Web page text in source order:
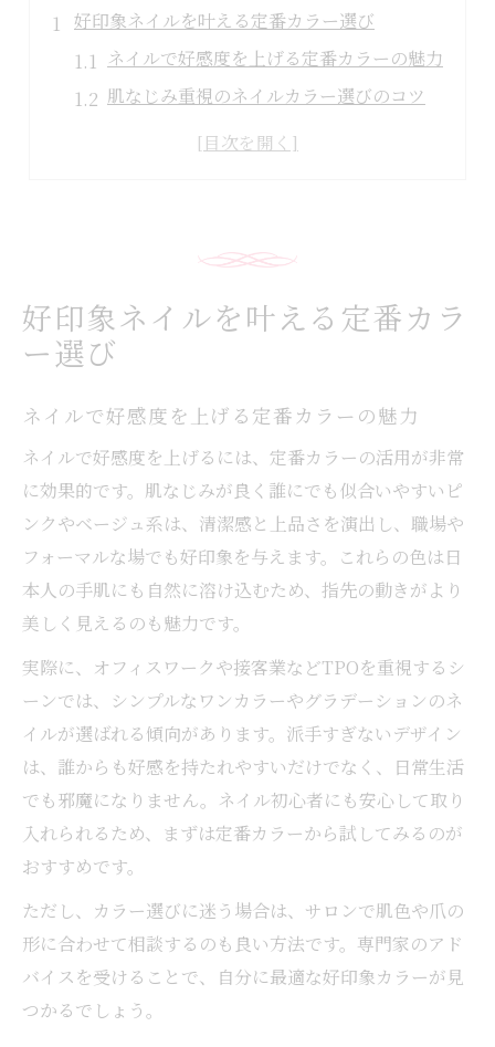
好印象ネイルを叶える定番カラー選び
ネイルで好感度を上げる定番カラーの魅力
肌なじみ重視のネイルカラー選びのコツ
シーン別に選ぶネイルのおすすめ色
健康な爪を守るネイルケアの基本知識
ネイルによるダメージを減らすコツと方法
健康な爪を育む正しいネイルの手順
ネイル後のケアで差がつく爪の美しさ
職場や恋愛にも合う清潔感デザイン術
ネイルで清潔感を演出するデザイン選び
派手すぎないネイルが与える好印象とは
職場にも馴染むナチュラルネイルの提案
恋愛シーンで人気のネイルデザイン傾向
ネイルの長さや形で変わる印象の違い
肌になじむネイルで指先から自信を
肌色に合うネイルカラーの選び方ガイド
ネイルで手元の美しさを引き立てるには
パーソナルカラー別ネイルの活用術
指先から自信を得るネイルの秘訣とは
爪を労わる休止期間の過ごし方とは
ネイルを休む期間におすすめの爪ケア法
ジェルネイル休止中の爪の回復ポイント
好印象ネイルを叶える定番カラ
ー選び
ネイルで好感度を上げる定番カラーの魅力
ネイルで好感度を上げるには、定番カラーの活用が非常
に効果的です。肌なじみが良く誰にでも似合いやすいピ
ンクやベージュ系は、清潔感と上品さを演出し、職場や
フォーマルな場でも好印象を与えます。これらの色は日
本人の手肌にも自然に溶け込むため、指先の動きがより
美しく見えるのも魅力です。
実際に、オフィスワークや接客業などTPOを重視するシ
ーンでは、シンプルなワンカラーやグラデーションのネ
イルが選ばれる傾向があります。派手すぎないデザイン
は、誰からも好感を持たれやすいだけでなく、日常生活
でも邪魔になりません。ネイル初心者にも安心して取り
入れられるため、まずは定番カラーから試してみるのが
おすすめです。
ただし、カラー選びに迷う場合は、サロンで肌色や爪の
形に合わせて相談するのも良い方法です。専門家のアド
バイスを受けることで、自分に最適な好印象カラーが見
つかるでしょう。